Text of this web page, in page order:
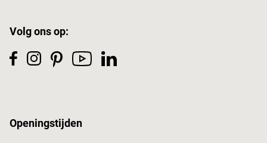
Volg ons op:
Openingstijden